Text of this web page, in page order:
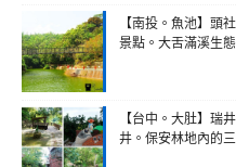
【南投。魚池】頭
景點。大舌滿溪生
【台中。大肚】瑞
井。保安林地內的